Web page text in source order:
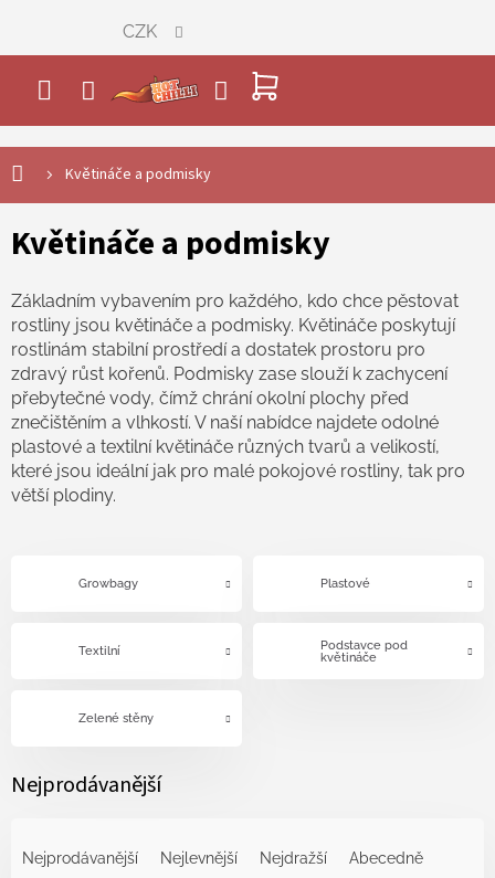
obsah
NÁKUPNÍ
KOŠÍK
CZK
Květináče a podmisky
Květináče a podmisky
Základním vybavením pro každého, kdo chce pěstovat
rostliny jsou květináče a podmisky. Květináče poskytují
rostlinám stabilní prostředí a dostatek prostoru pro
zdravý růst kořenů. Podmisky zase slouží k zachycení
přebytečné vody, čímž chrání okolní plochy před
znečištěním a vlhkostí. V naší nabídce najdete odolné
plastové a textilní květináče různých tvarů a velikostí,
které jsou ideální jak pro malé pokojové rostliny, tak pro
větší plodiny.
Growbagy Plastové
Textilní
Podstavce pod
květináče
Zelené stěny
Nejprodávanější
Nejprodávanější Nejlevnější Nejdražší Abecedně